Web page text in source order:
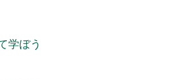
学ぼう